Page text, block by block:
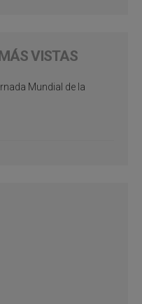
VISTAS
Mundial de la